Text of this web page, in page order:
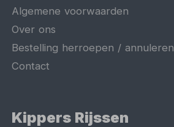
Algemene voorwaarden
Over ons
Bestelling herroepen / annuleren
Contact
Kippers Rijssen